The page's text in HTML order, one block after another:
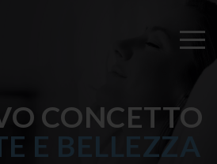
CONCETTO
E BELLEZZA